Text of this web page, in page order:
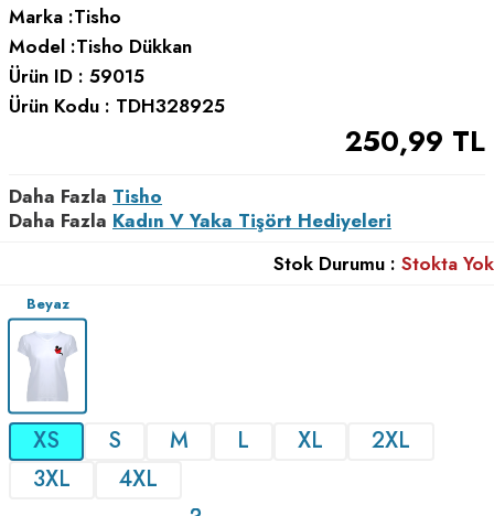
Marka :Tisho
Model :Tisho Dükkan
Ürün ID : 59015
Ürün Kodu : TDH328925
250,99 TL
Daha Fazla Tisho
Daha Fazla Kadın V Yaka Tişört Hediyeleri
Stok Durumu : Stokta Yok
Beyaz
XS S M L XL
2XL
3XL
4XL